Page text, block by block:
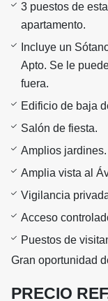
3 puestos de
apartamento.
Incluye un
Apto. Se le
fuera.
Edificio de baja
Salón de fiesta.
Amplios jardines.
Amplia vista al
Vigilancia
Acceso
Puestos de
Gran oportunidad
PRECIO